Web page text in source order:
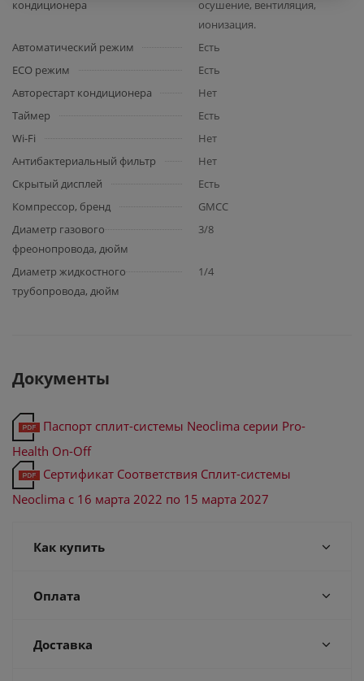
кондиционера
осушение, вентиляция,
ионизация.
Автоматический режим
Есть
ECO режим
Есть
Авторестарт кондиционера
Нет
Таймер
Есть
Wi-Fi
Нет
Антибактериальный фильтр
Нет
Скрытый дисплей
Есть
Компрессор, бренд
GMCC
Диаметр газового
фреонопровода, дюйм
3/8
Диаметр жидкостного
трубопровода, дюйм
1/4
Документы
Паспорт сплит-системы Neoclima серии Pro-
Health On-Off
Сертификат Соответствия Сплит-системы
Neoclima с 16 марта 2022 по 15 марта 2027
Как купить
Оплата
Доставка